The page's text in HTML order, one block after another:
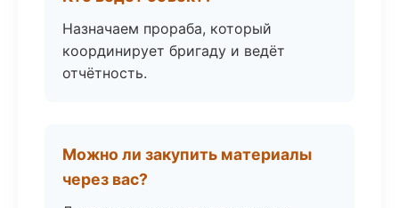
Назначаем прораба, который
координирует бригаду и ведёт
отчётность.
Можно ли закупить материалы
через вас?